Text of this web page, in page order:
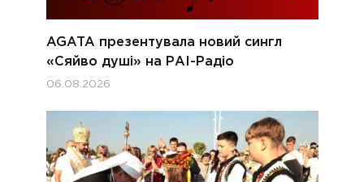
AGATA презентувала новий сингл
«Сяйво душі» на РАІ-Радіо
06.08.2026